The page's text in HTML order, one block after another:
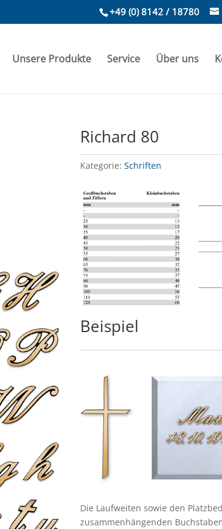
+49 (0) 8142 / 18780
Unsere Produkte Service Über uns
Richard 80
Kategorie: Schriften
Beispiel
Die Laufweiten sowie den
zusammenhängenden